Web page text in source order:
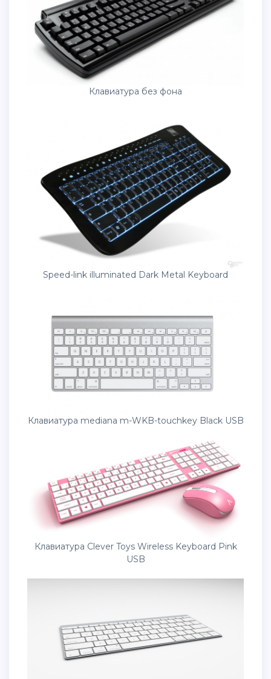
Клавиатура без фона
Speed-link illuminated Dark Metal Keyboard
Клавиатура mediana m-WKB-touchkey Black USB
Клавиатура Clever Toys Wireless Keyboard Pink
USB